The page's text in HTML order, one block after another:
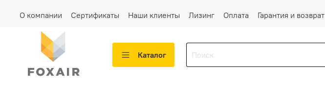
О компании Сертификаты Наши клиенты Лизинг Оплата Гарантия и возврат
Каталог